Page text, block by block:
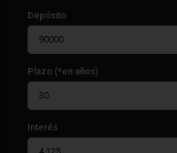
Depósito
Plazo (*en años)
Interés